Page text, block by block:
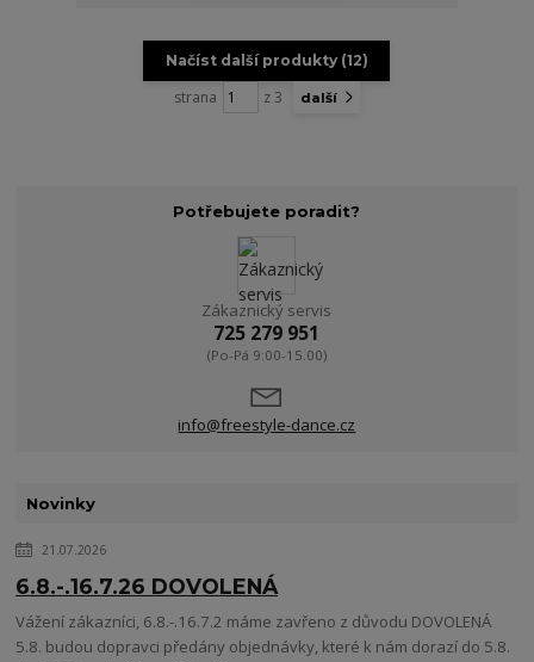
Načíst další produkty (12)
strana z 3 další
Potřebujete poradit?
Zákaznický servis
725 279 951
(Po-Pá 9:00-15.00)
info@freestyle-dance.cz
Novinky
21.07.2026
6.8.-.16.7.26 DOVOLENÁ
Vážení zákazníci, 6.8.-.16.7.2 máme zavřeno z důvodu DOVOLENÁ
5.8. budou dopravci předány objednávky, které k nám dorazí do 5.8.